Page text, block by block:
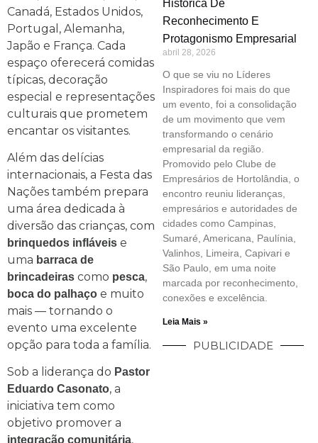
Canadá, Estados Unidos,
Portugal, Alemanha,
Japão e França. Cada
espaço oferecerá comidas
típicas, decoração
especial e representações
culturais que prometem
encantar os visitantes.
Além das delícias
internacionais, a Festa das
Nações também prepara
uma área dedicada à
diversão das crianças, com
brinquedos infláveis e
uma barraca de
brincadeiras como pesca,
boca do palhaço e muito
mais — tornando o
evento uma excelente
opção para toda a família.
Sob a liderança do Pastor
Eduardo Casonato, a
iniciativa tem como
objetivo promover a
integração comunitária,
Histórica De
Reconhecimento E
Protagonismo Empresarial
abril 28, 2026
O que se viu no Líderes
Inspiradores foi mais do que
um evento, foi a consolidação
de um movimento que vem
transformando o cenário
empresarial da região.
Promovido pelo Clube de
Empresários de Hortolândia, o
encontro reuniu lideranças,
empresários e autoridades de
cidades como Campinas,
Sumaré, Americana, Paulínia,
Valinhos, Limeira, Capivari e
São Paulo, em uma noite
marcada por reconhecimento,
conexões e excelência.
Leia Mais »
PUBLICIDADE